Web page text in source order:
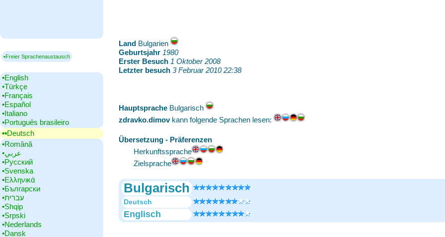
▪Freier Sprachenaustausch
•‎English
•‎Türkçe
•‎Français
•‎Español
•‎Italiano
•‎Português brasileiro
▪▪‎Deutsch
•‎Română
•‎عربي
•‎Русский
•‎Svenska
•‎Ελληνικά
•‎Български
•‎עברית
•‎Shqip
•‎Srpski
•‎Nederlands
•‎Dansk
Land ‎Bulgarien
Geburtsjahr 1980
Erster Besuch 1 Oktober 2008
Letzter besuch 3 Februar 2010 22:38
Hauptsprache ‎Bulgarisch
zdravko.dimovkann folgende Sprachen lesen:
Übersetzung - Präferenzen
Herkunftssprache
Zielsprache
Bulgarisch
Deutsch
Englisch